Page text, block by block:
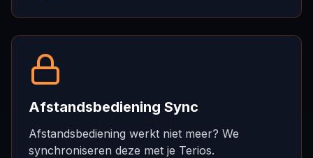
Afstandsbediening Sync
Afstandsbediening werkt niet meer? We
synchroniseren deze met je Terios.